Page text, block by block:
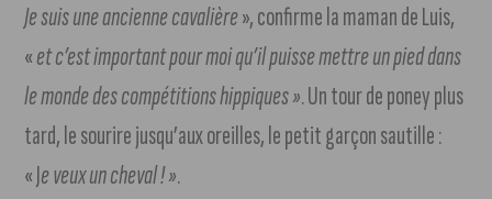
Je suis une ancienne cavalière», confirme la maman de Luis,
«et c’est important pour moi qu’il puisse mettre un pied dans
le monde des compétitions hippiques ». Un tour de poney plus
tard, le sourire jusqu’aux oreilles, le petit garçon sautille :
« Je veux un cheval ! ».